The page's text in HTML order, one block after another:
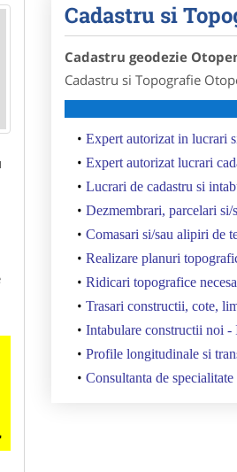
Cadastru si
Cadastru geodezie
Cadastru si Topografie
Expert autorizat in lucrari
Expert autorizat lucrari
Lucrari de cadastru si
Dezmembrari, parcelari
Comasari si/sau alipiri de
Realizare planuri
Ridicari topografice
Trasari constructii, cote,
Intabulare constructii noi -
Profile longitudinale si
Consultanta de specialitate